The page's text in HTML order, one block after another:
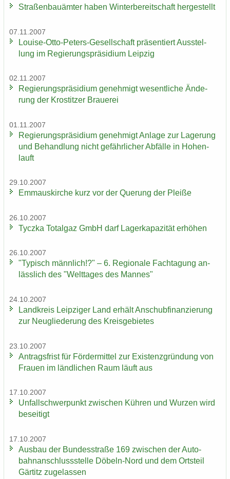
Stra­ßen­bau­äm­ter haben Win­ter­be­reit­schaft her­ge­stellt
07.11.2007
Louise-​Otto-Peters-Gesellschaft prä­sen­tiert Aus­stel­
lung im Re­gie­rungs­prä­si­di­um Leip­zig
02.11.2007
Re­gie­rungs­prä­si­di­um ge­neh­migt we­sent­li­che Än­de­
rung der Krostit­zer Braue­rei
01.11.2007
Re­gie­rungs­prä­si­di­um ge­neh­migt An­la­ge zur La­ge­rung
und Be­hand­lung nicht ge­fähr­li­cher Ab­fäl­le in Ho­hen­
lauft
29.10.2007
Em­ma­us­kir­che kurz vor der Que­rung der Plei­ße
26.10.2007
Ty­cz­ka To­t­al­gaz GmbH darf La­ger­ka­pa­zi­tät er­hö­hen
26.10.2007
"Ty­pisch männ­lich!?" – 6. Re­gio­na­le Fach­ta­gung an­
läss­lich des "Welt­ta­ges des Man­nes"
24.10.2007
Land­kreis Leip­zi­ger Land er­hält An­schub­fi­nan­zie­rung
zur Neu­glie­de­rung des Kreis­ge­bie­tes
23.10.2007
An­trags­frist für För­der­mit­tel zur Exis­tenz­grün­dung von
Frau­en im länd­li­chen Raum läuft aus
17.10.2007
Un­fall­schwer­punkt zwi­schen Küh­ren und Wur­zen wird
be­sei­tigt
17.10.2007
Aus­bau der Bun­des­stra­ße 169 zwi­schen der Au­to­
bahn­an­schluss­stel­le Döbeln-​Nord und dem Orts­teil
Gär­titz zu­ge­las­sen